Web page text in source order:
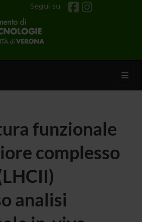
Segui su
funzionale
complesso
analisi